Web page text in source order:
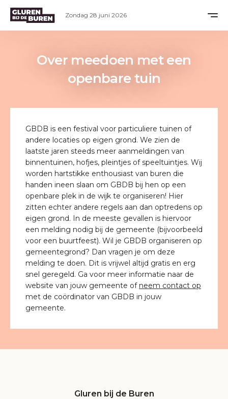
Over meedoen met een
openbare tuin
GBDB is een festival voor particuliere tuinen of
andere locaties op eigen grond. We zien de
laatste jaren steeds meer aanmeldingen van
binnentuinen, hofjes, pleintjes of speeltuintjes. Wij
worden hartstikke enthousiast van buren die
handen ineen slaan om GBDB bij hen op een
openbare plek in de wijk te organiseren! Hier
zitten echter andere regels aan dan optredens op
eigen grond. In de meeste gevallen is hiervoor
een melding nodig bij de gemeente (bijvoorbeeld
voor een buurtfeest). Wil je GBDB organiseren op
gemeentegrond? Dan vragen je om deze
melding te doen. Dit is vrijwel altijd gratis en erg
snel geregeld. Ga voor meer informatie naar de
website van jouw gemeente of neem contact op
met de coördinator van GBDB in jouw
gemeente.
Gluren bij de Buren
Zondag 28 juni 2026